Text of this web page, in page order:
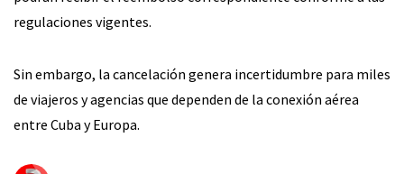
regulaciones vigentes.
Sin embargo, la cancelación genera incertidumbre para miles
de viajeros y agencias que dependen de la conexión aérea
entre Cuba y Europa.